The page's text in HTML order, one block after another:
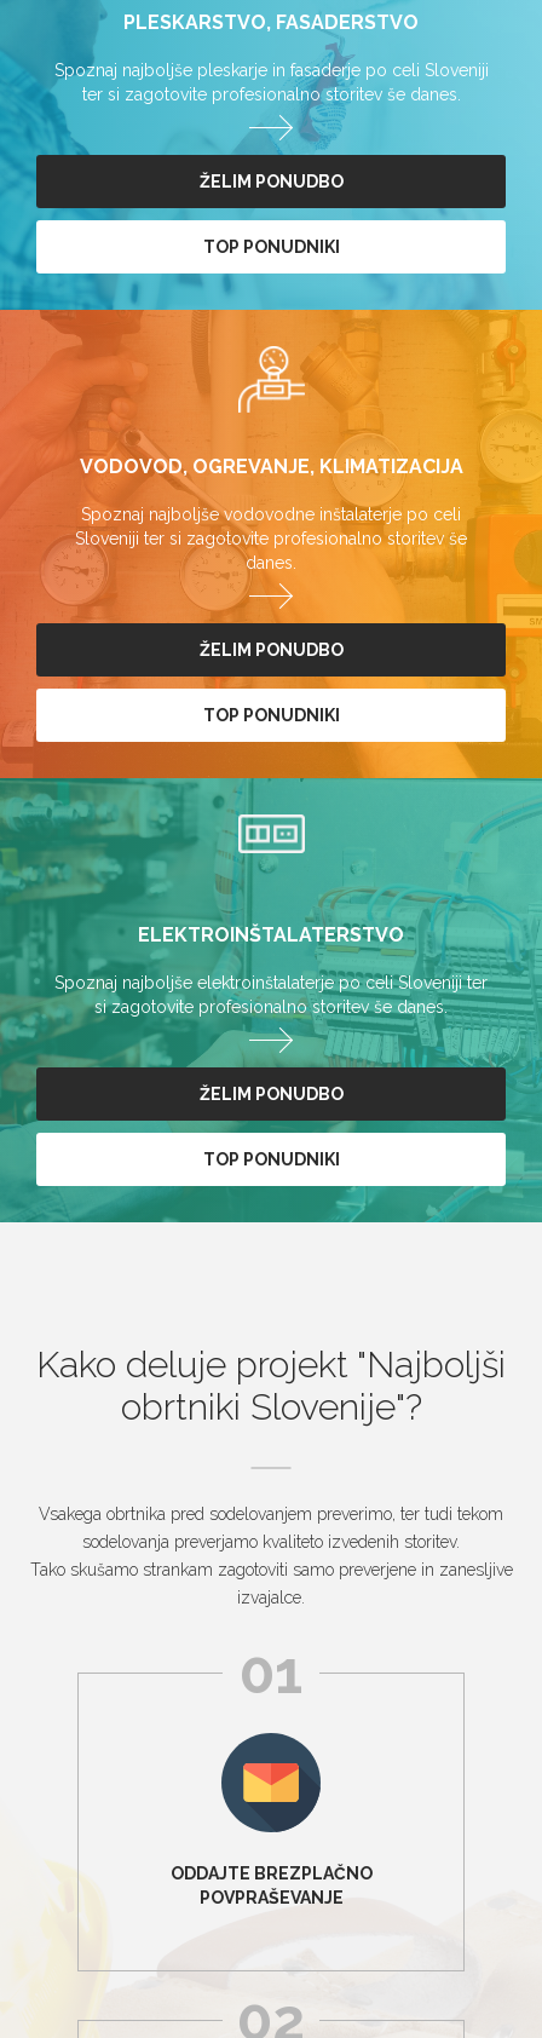
PLESKARSTVO, FASADERSTVO
Spoznaj najboljše pleskarje in fasaderje po celi Sloveniji
ter si zagotovite profesionalno storitev še danes.
ŽELIM PONUDBO
TOP PONUDNIKI
VODOVOD, OGREVANJE, KLIMATIZACIJA
Spoznaj najboljše vodovodne inštalaterje po celi
Sloveniji ter si zagotovite profesionalno storitev še
danes.
ŽELIM PONUDBO
TOP PONUDNIKI
ELEKTROINŠTALATERSTVO
Spoznaj najboljše elektroinštalaterje po celi Sloveniji ter
si zagotovite profesionalno storitev še danes.
ŽELIM PONUDBO
TOP PONUDNIKI
Kako deluje projekt Najboljši
obrtniki Slovenije ?
Vsakega obrtnika pred sodelovanjem preverimo, ter tudi tekom
sodelovanja preverjamo kvaliteto izvedenih storitev.
Tako skušamo strankam zagotoviti samo preverjene in zanesljive
izvajalce.
01
ODDAJTE BREZPLAČNO
POVPRAŠEVANJE
02